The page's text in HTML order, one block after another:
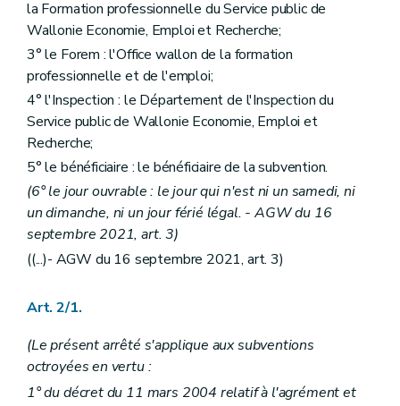
la Formation professionnelle du Service public de
Wallonie Economie, Emploi et Recherche;
3° le Forem : l'Office wallon de la formation
professionnelle et de l'emploi;
4° l'Inspection : le Département de l'Inspection du
Service public de Wallonie Economie, Emploi et
Recherche;
5° le bénéficiaire : le bénéficiaire de la subvention.
(6° le jour ouvrable : le jour qui n'est ni un samedi, ni
un dimanche, ni un jour férié légal. - AGW du 16
septembre 2021, art. 3)
((...)- AGW du 16 septembre 2021, art. 3)
Art. 2/1.
(Le présent arrêté s'applique aux subventions
octroyées en vertu :
1° du décret du 11 mars 2004 relatif à l'agrément et